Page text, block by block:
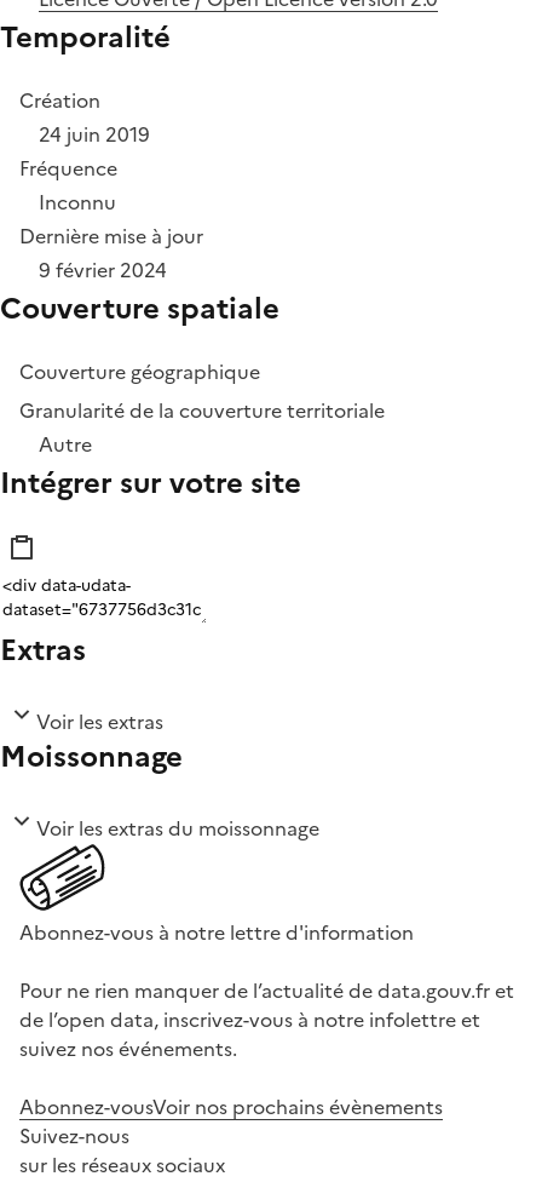
Temporalité
Création
24 juin 2019
Fréquence
Inconnu
Dernière mise à jour
9 février 2024
Couverture spatiale
Couverture géographique
Granularité de la couverture territoriale
Autre
Intégrer sur votre site
Extras
Voir les extras
Moissonnage
Voir les extras du moissonnage
Abonnez-vous à notre lettre d'information
Pour ne rien manquer de l’actualité de data.gouv.fr et
de l’open data, inscrivez-vous à notre infolettre et
suivez nos événements.
Abonnez-vousVoir nos prochains évènements
Suivez-nous
sur les réseaux sociaux